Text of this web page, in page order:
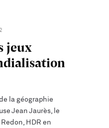
jeux
la géographie
Jean Jaurès, le
HDR en